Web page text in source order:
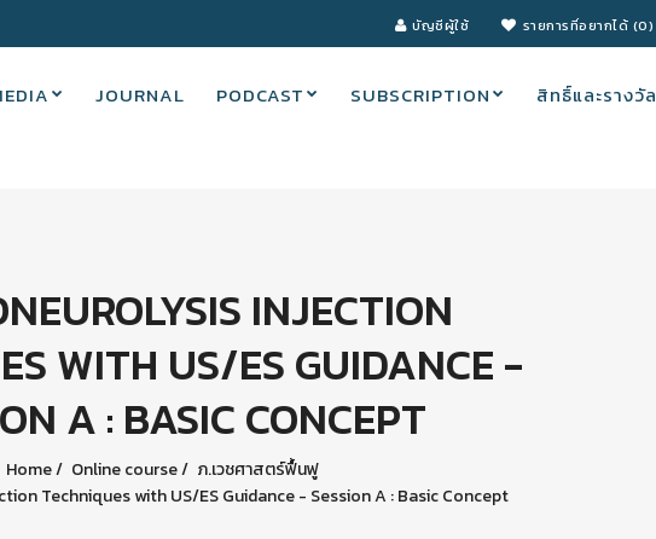
บัญชีผู้ใช้ รายการที่อยากได้ (0)
JOURNAL PODCAST SUBSCRIPTION สิทธิ์และรางวัล
INJECTION
WITH US/ES GUIDANCE -
A : BASIC CONCEPT
Home Online course
ภ.เวชศาสตร์ฟื้นฟู
Techniques with US/ES Guidance - Session A : Basic Concept